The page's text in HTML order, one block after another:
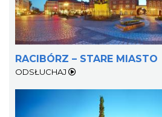
RACIBÓRZ – STARE MIASTO
ODSŁUCHAJ